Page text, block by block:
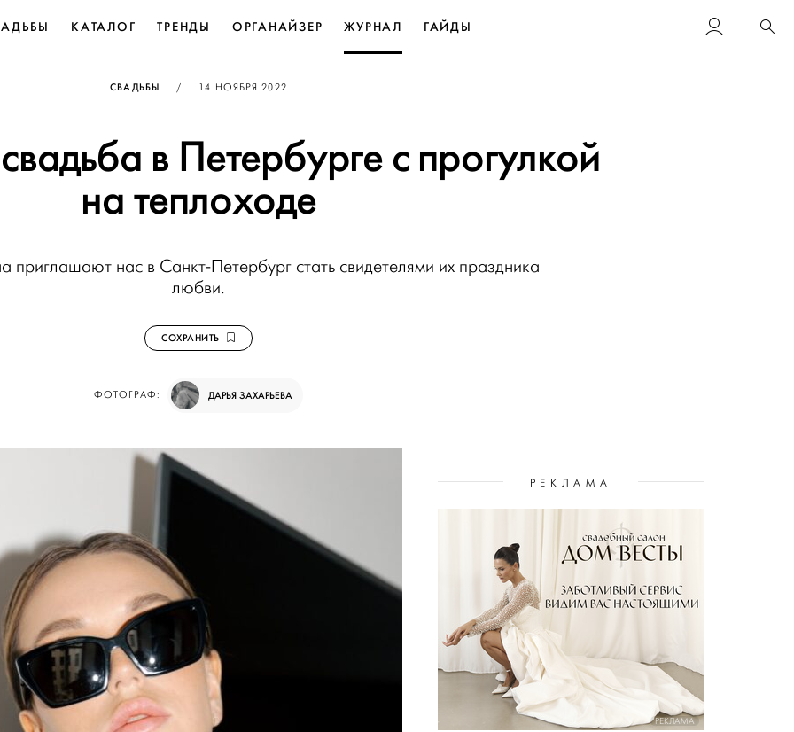
КАТАЛОГ ТРЕНДЫ ОРГАНАЙЗЕР ЖУРНАЛ ГАЙДЫ
СВАДЬБЫ / ОПУБЛИКОВАНО
14 НОЯБРЯ 2022
в Петербурге с прогулкой
на теплоходе
приглашают нас в Санкт-Петербург стать свидетелями их праздника
любви.
СОХРАНИТЬ
ФОТОГРАФ: ДАРЬЯ ЗАХАРЬЕВА
РЕКЛАМА
РЕКЛАМА